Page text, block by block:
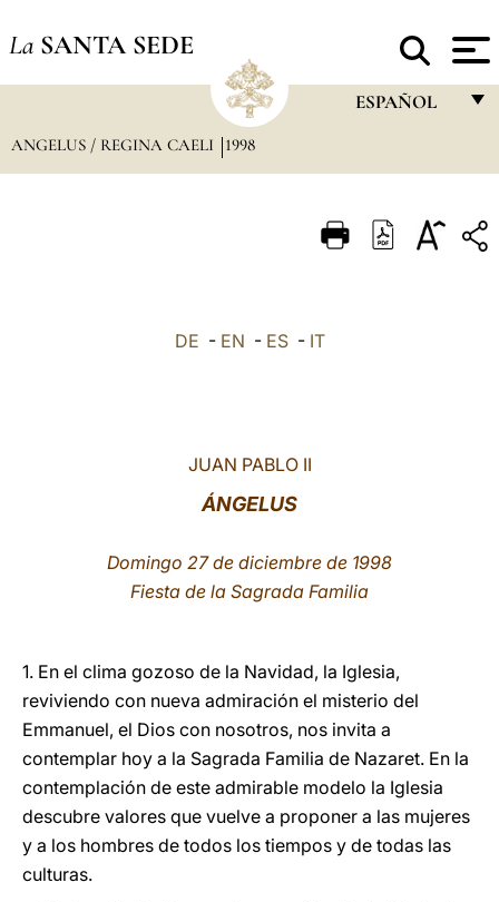
La SANTA SEDE
ESPAÑOL
ITALIANO
ANGELUS / REGINA CAELI 1998
DE - EN - ES- IT
JUAN PABLO II
ÁNGELUS
Domingo 27 de diciembre de 1998
Fiesta de la Sagrada Familia
1. En el clima gozoso de la Navidad, la Iglesia,
reviviendo con nueva admiración el misterio del
Emmanuel, el Dios con nosotros, nos invita a
contemplar hoy a la Sagrada Familia de Nazaret. En la
contemplación de este admirable modelo la Iglesia
descubre valores que vuelve a proponer a las mujeres
y a los hombres de todos los tiempos y de todas las
culturas.